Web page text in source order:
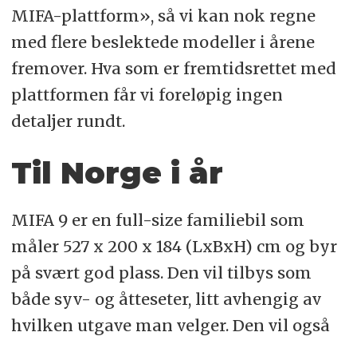
MIFA-plattform», så vi kan nok regne
med flere beslektede modeller i årene
fremover. Hva som er fremtidsrettet med
plattformen får vi foreløpig ingen
detaljer rundt.
Til Norge i år
MIFA 9 er en full-size familiebil som
måler 527 x 200 x 184 (LxBxH) cm og byr
på svært god plass. Den vil tilbys som
både syv- og åtteseter, litt avhengig av
hvilken utgave man velger. Den vil også